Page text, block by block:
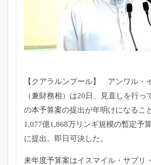
【クアラルンプール】 アンワル・
（兼財務相）は20日、
見直しを行っ
の本予算案の提出が年明けになる こ
1,077億1,868万リンギ規模の暫定予
に提出。 即日可決した。
来年度予算案はイスマイル・サブリ・